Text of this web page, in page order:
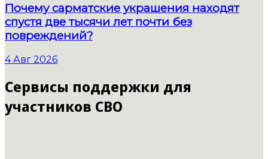
Почему сарматские украшения находят
спустя две тысячи лет почти без
повреждений?
4 Авг 2026
Сервисы поддержки для
участников СВО